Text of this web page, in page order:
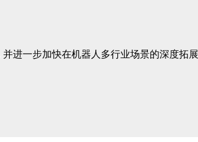
并进一步加快在机器人多行业场景的深度拓展